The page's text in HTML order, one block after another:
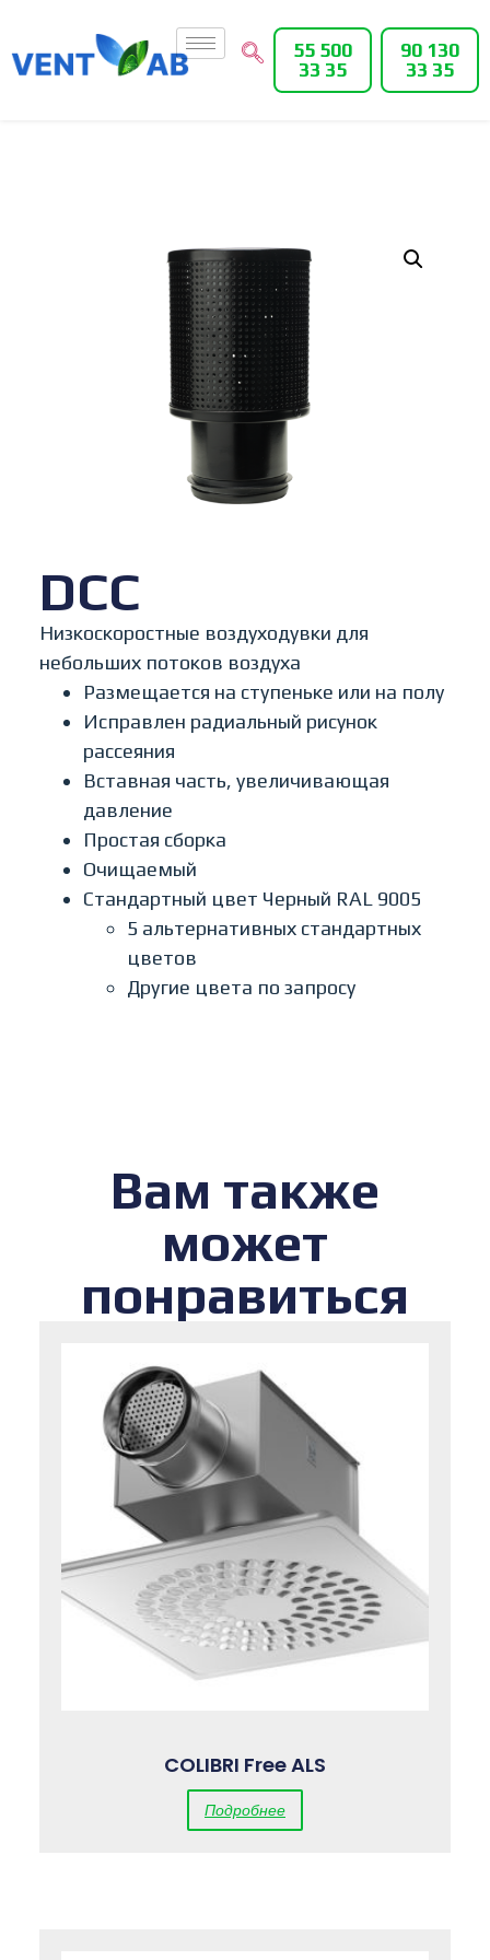
55 500
33 35
90 130
33 35
DCC
Низкоскоростные воздуходувки для
небольших потоков воздуха
Размещается на ступеньке или на полу
Исправлен радиальный рисунок
рассеяния
Вставная часть, увеличивающая
давление
Простая сборка
Очищаемый
Стандартный цвет Черный RAL 9005
5 альтернативных стандартных
цветов
Другие цвета по запросу
Вам также
может
понравиться
COLIBRI Free ALS
Подробнее